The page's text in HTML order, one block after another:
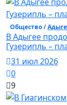
Общество /
В Адыгее
Гузерипль –
31 июл 2026
0
9